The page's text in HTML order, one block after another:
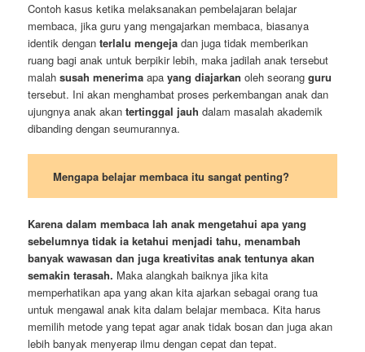
Contoh kasus ketika melaksanakan pembelajaran belajar
membaca, jika guru yang mengajarkan membaca, biasanya
identik denganterlalu mengeja dan juga tidak memberikan
ruang bagi anak untuk berpikir lebih, maka jadilah anak tersebut
malahsusah menerimaapayang diajarkanoleh seorang guru
tersebut. Ini akan menghambat proses perkembangan anak dan
ujungnya anak akantertinggal jauh dalam masalah akademik
dibanding dengan seumurannya.
Mengapa belajar membaca itu sangat penting?
Karena dalam membaca lah anak mengetahui apa yang
sebelumnya tidak ia ketahui menjadi tahu, menambah
banyak wawasan dan juga kreativitas anak tentunya akan
semakin terasah. Maka alangkah baiknya jika kita
memperhatikan apa yang akan kita ajarkan sebagai orang tua
untuk mengawal anak kita dalam belajar membaca. Kita harus
memilih metode yang tepat agar anak tidak bosan dan juga akan
lebih banyak menyerap ilmu dengan cepat dan tepat.